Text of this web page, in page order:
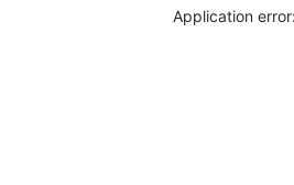
Application